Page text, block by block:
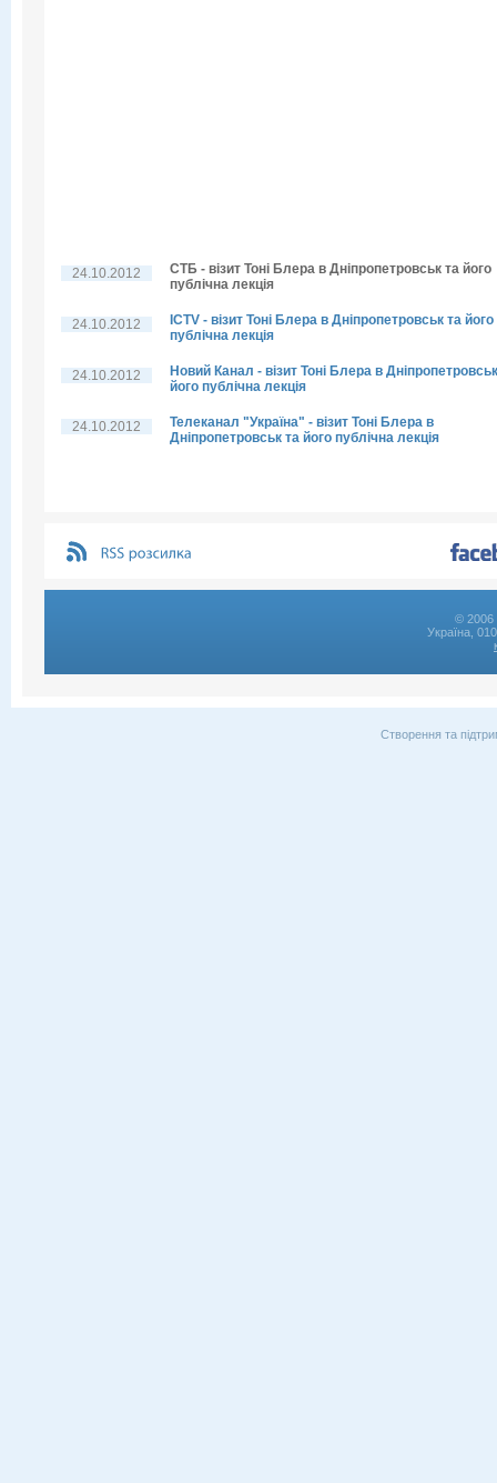
24.10.2012
СТБ - візит Тоні Блера в Дніпропетровськ та його
публічна лекція
24.10.2012
ICTV - візит Тоні Блера в Дніпропетровськ та його
публічна лекція
24.10.2012
Новий Канал - візит Тоні Блера в
його публічна лекція
24.10.2012
Телеканал "Україна" - візит Тоні Блера в
Дніпропетровськ та його публічна лекція
© 2006
Україна,
Створення та